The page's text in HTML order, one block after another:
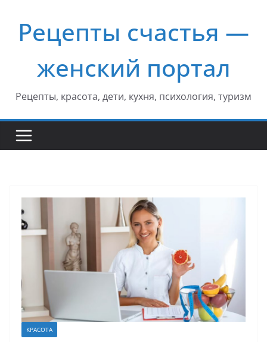
содержимому
Рецепты счастья —
женский портал
Рецепты, красота, дети, кухня, психология, туризм
КРАСОТА